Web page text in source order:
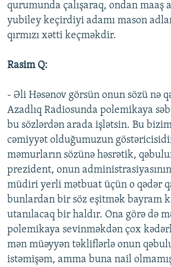
qurumunda çalışaraq, ondan maaş
yubiley keçirdiyi adamı mason
qırmızı xətti keçməkdir.
Rasim Q:
- Əli Həsənov görsün onun sözü nə
Azadlıq Radiosunda polemikaya
bu sözlərdən arada işlətsin. Bu
cəmiyyət olduğumuzun
məmurların sözünə həsrətik,
prezident, onun
müdiri yerli mətbuat üçün o qədər
bunlardan bir söz eşitmək bayram
utanılacaq bir haldır. Ona görə də
polemikaya sevinməkdən çox
mən müəyyən təkliflərlə onun
istəmişəm, amma buna nail